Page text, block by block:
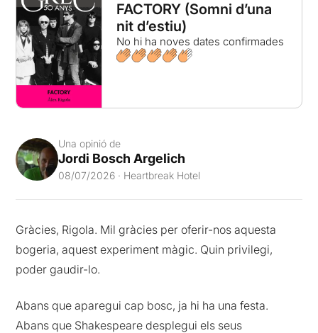
FACTORY (Somni d’una
nit d’estiu)
No hi ha noves dates confirmades
Una opinió de
Jordi Bosch Argelich
08/07/2026 · Heartbreak Hotel
Gràcies, Rigola. Mil gràcies per oferir-nos aquesta
bogeria, aquest experiment màgic. Quin privilegi,
poder gaudir-lo.
Abans que aparegui cap bosc, ja hi ha una festa.
Abans que Shakespeare desplegui els seus